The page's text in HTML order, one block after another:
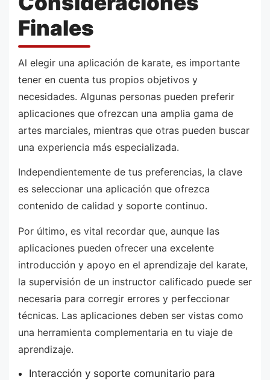
Finales
Al elegir una aplicación de karate, es importante
tener en cuenta tus propios objetivos y
necesidades. Algunas personas pueden preferir
aplicaciones que ofrezcan una amplia gama de
artes marciales, mientras que otras pueden buscar
una experiencia más especializada.
Independientemente de tus preferencias, la clave
es seleccionar una aplicación que ofrezca
contenido de calidad y soporte continuo.
Por último, es vital recordar que, aunque las
aplicaciones pueden ofrecer una excelente
introducción y apoyo en el aprendizaje del karate,
la supervisión de un instructor calificado puede ser
necesaria para corregir errores y perfeccionar
técnicas. Las aplicaciones deben ser vistas como
una herramienta complementaria en tu viaje de
aprendizaje.
Interacción y soporte comunitario para